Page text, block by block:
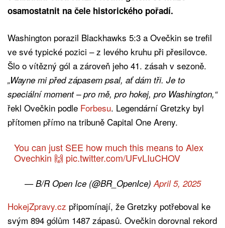
osamostatnit na čele historického pořadí.
Washington porazil Blackhawks 5:3 a Ovečkin se trefil
ve své typické pozici – z levého kruhu při přesilovce.
Šlo o vítězný gól a zároveň jeho 41. zásah v sezoně.
„Wayne mi před zápasem psal, ať dám tři. Je to
speciální moment – pro mě, pro hokej, pro Washington,“
řekl Ovečkin podle Forbesu. Legendární Gretzky byl
přítomen přímo na tribuně Capital One Areny.
You can just SEE how much this means to Alex
Ovechkin 🙌 pic.twitter.com/UFvLIuCHOV
— B/R Open Ice (@BR_OpenIce) April 5, 2025
HokejZpravy.cz připomínají, že Gretzky potřeboval ke
svým 894 gólům 1487 zápasů. Ovečkin dorovnal rekord